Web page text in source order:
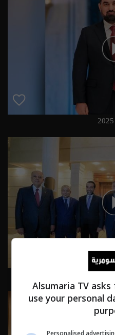
Alsumaria TV
use your personal
Personalised